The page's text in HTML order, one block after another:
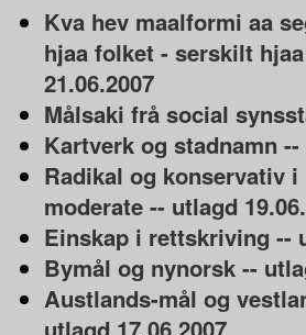
Kva hev maalformi aa
hjaa folket - serskilt
21.06.2007
Målsaki frå social
Kartverk og stadnamn --
Radikal og konservativ
moderate -- utlagd
Einskap i rettskriving --
Bymål og nynorsk --
Austlands-mål og